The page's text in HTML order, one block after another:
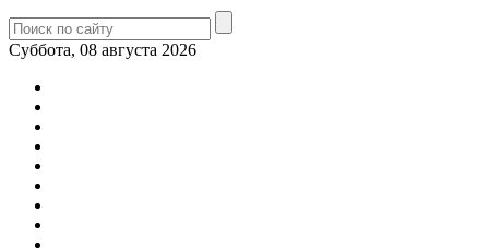
Суббота, 08 августа 2026